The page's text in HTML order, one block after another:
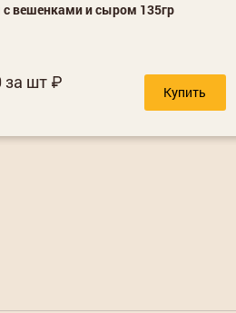
вешенками и сыром 135гр
за шт Купить